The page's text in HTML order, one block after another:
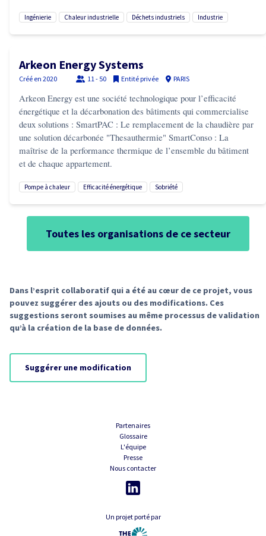
ingénierie chaleur industrielle déchets industriels industrie
Arkeon Energy Systems
Créé en 2020 11 - 50 Entité privée PARIS
Arkeon Energy est une société technologique pour l’efficacité
énergétique et la décarbonation des bâtiments qui commercialise
deux solutions : SmartPAC : Le remplacement de la chaudière par
une solution décarbonée "Thesauthermie" SmartConso : La
maîtrise de la performance thermique de l’ensemble du bâtiment
et de chaque appartement.
pompe à chaleur efficacité énergétique sobriété
Toutes les organisations de ce secteur
Dans l’esprit collaboratif qui a été au cœur de ce projet, vous
pouvez suggérer des ajouts ou des modifications. Ces
suggestions seront soumises au même processus de validation
qu’à la création de la base de données.
Suggérer une modification
Partenaires
Glossaire
L'équipe
Presse
Nous contacter
Un projet porté par